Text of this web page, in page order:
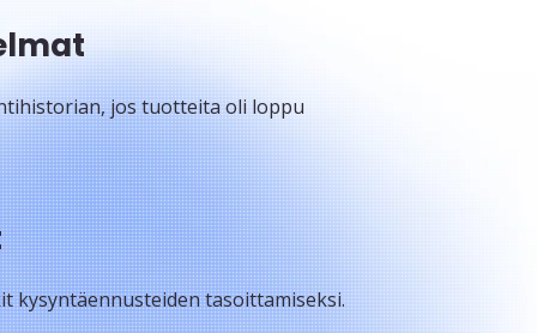
jos tuotteita oli loppu
kysyntäennusteiden tasoittamiseksi.